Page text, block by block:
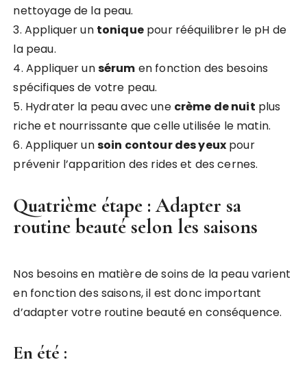
nettoyage de la peau.
3. Appliquer un toniquepour rééquilibrer le pH de
la peau.
4. Appliquer unsérum en fonction des besoins
spécifiques de votre peau.
5. Hydrater la peau avec une crème de nuit plus
riche et nourrissante que celle utilisée le matin.
6. Appliquer unsoin contour des yeux pour
prévenir l’apparition des rides et des cernes.
Quatrième étape : Adapter sa
routine beauté selon les saisons
Nos besoins en matière de soins de la peau varient
en fonction des saisons, il est donc important
d’adapter votre routine beauté en conséquence.
En été :